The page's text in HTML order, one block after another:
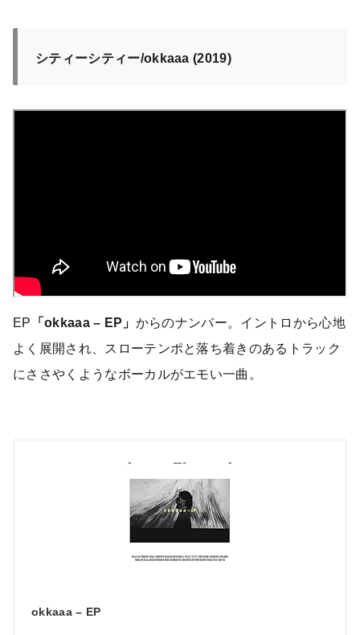
シティーシティー/okkaaa (2019)
EP 「okkaaa – EP」 からのナンバー。イントロから心地
よく展開され、スローテンポと落ち着きのあるトラック
にささやくようなボーカルがエモい一曲。
okkaaa – EP